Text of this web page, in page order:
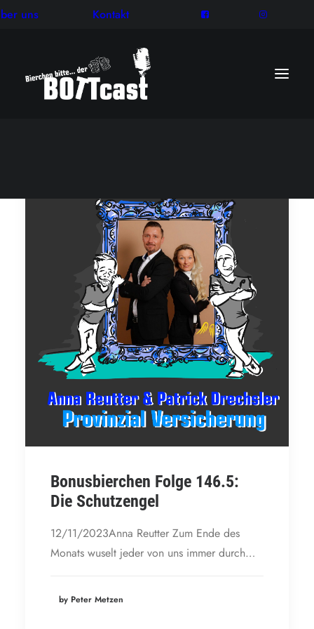
uns Kontakt
Bonusbierchen Folge 146.5:
Die Schutzengel
12/11/2023Anna Reutter Zum Ende des
Monats wuselt jeder von uns immer durch…
by Peter Metzen